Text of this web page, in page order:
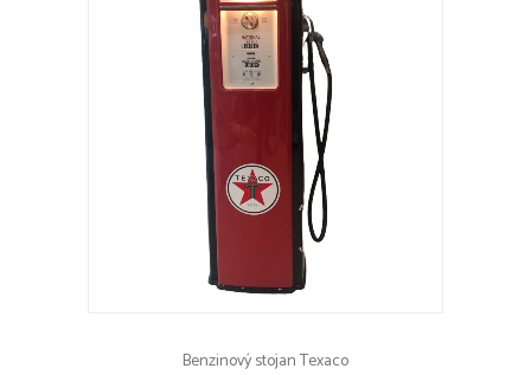
Benzinový stojan Texaco